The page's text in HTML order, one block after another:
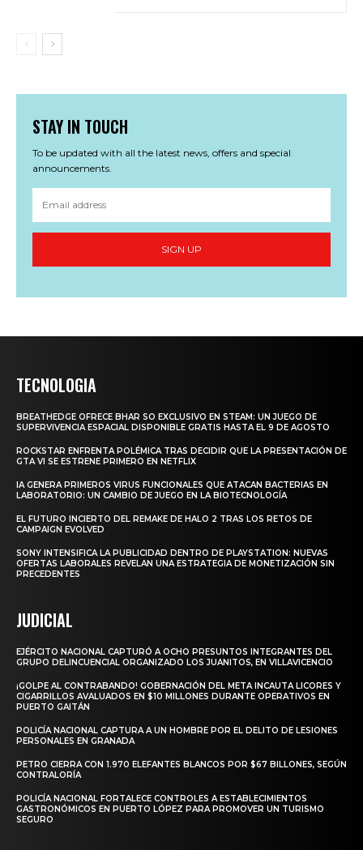
STAY IN TOUCH
To be updated with all the latest news, offers and special
announcements.
SIGN UP
TECNOLOGIA
BREATHEDGE OFRECE BHAR SO EXCLUSIVO EN STEAM: UN JUEGO DE
SUPERVIVENCIA ESPACIAL DISPONIBLE GRATIS HASTA EL 9 DE AGOSTO
ROCKSTAR ENFRENTA POLÉMICA TRAS DECIDIR QUE LA PRESENTACIÓN DE
GTA VI SE ESTRENE PRIMERO EN NETFLIX
IA GENERA PRIMEROS VIRUS FUNCIONALES QUE ATACAN BACTERIAS EN
LABORATORIO: UN CAMBIO DE JUEGO EN LA BIOTECNOLOGÍA
EL FUTURO INCIERTO DEL REMAKE DE HALO 2 TRAS LOS RETOS DE
CAMPAIGN EVOLVED
SONY INTENSIFICA LA PUBLICIDAD DENTRO DE PLAYSTATION: NUEVAS
OFERTAS LABORALES REVELAN UNA ESTRATEGIA DE MONETIZACIÓN SIN
PRECEDENTES
JUDICIAL
EJÉRCITO NACIONAL CAPTURÓ A OCHO PRESUNTOS INTEGRANTES DEL
GRUPO DELINCUENCIAL ORGANIZADO LOS JUANITOS, EN VILLAVICENCIO
¡GOLPE AL CONTRABANDO! GOBERNACIÓN DEL META INCAUTA LICORES Y
CIGARRILLOS AVALUADOS EN $10 MILLONES DURANTE OPERATIVOS EN
PUERTO GAITÁN
POLICÍA NACIONAL CAPTURA A UN HOMBRE POR EL DELITO DE LESIONES
PERSONALES EN GRANADA
PETRO CIERRA CON 1.970 ELEFANTES BLANCOS POR $67 BILLONES, SEGÚN
CONTRALORÍA
POLICÍA NACIONAL FORTALECE CONTROLES A ESTABLECIMIENTOS
GASTRONÓMICOS EN PUERTO LÓPEZ PARA PROMOVER UN TURISMO
SEGURO